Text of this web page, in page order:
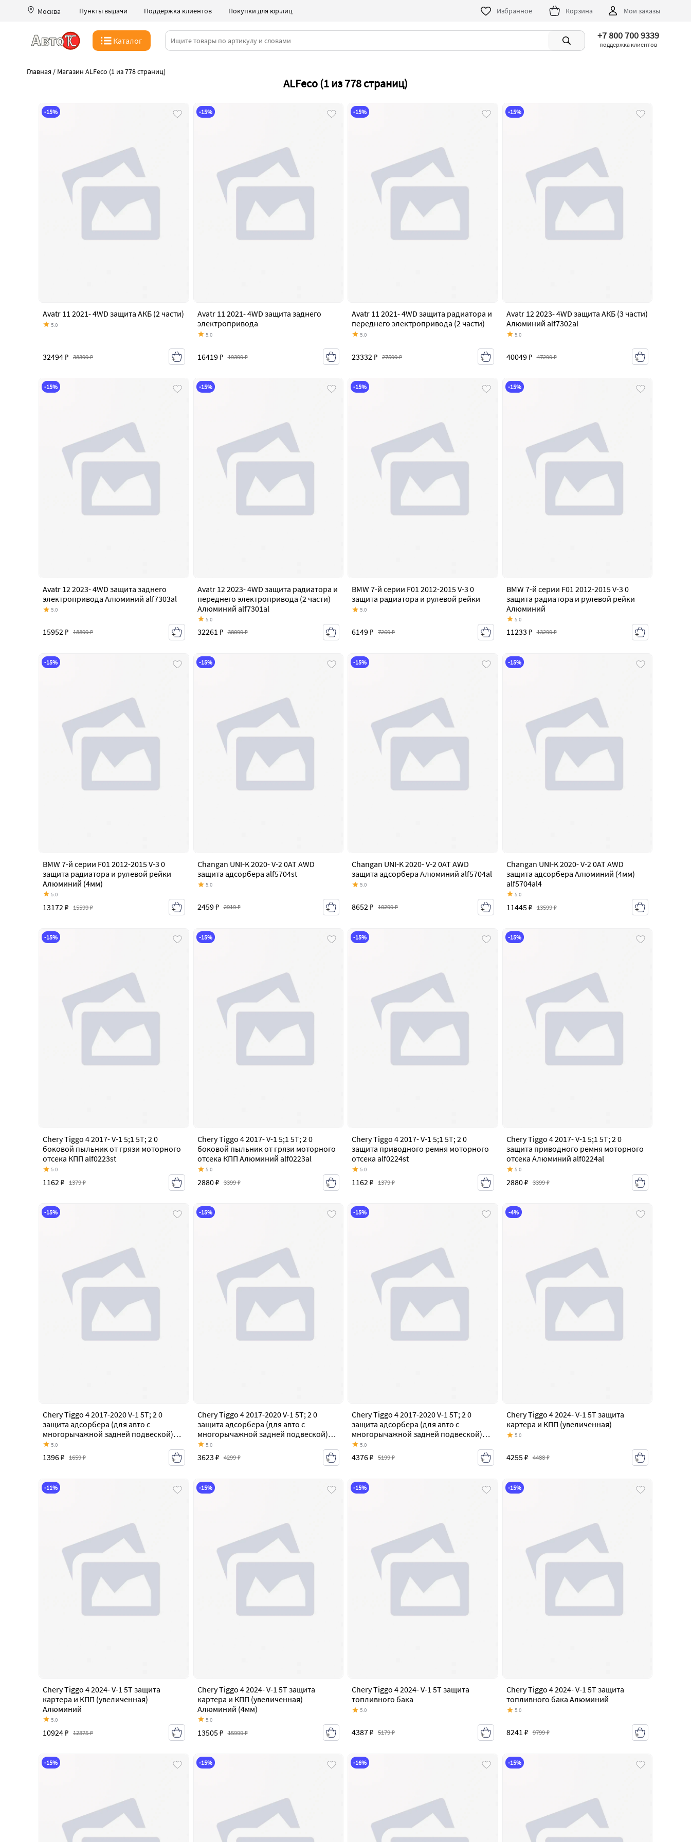
Москва Пункты выдачи Поддержка клиентов Покупки для юр.лиц Избранное Корзина Мои заказы
Каталог +7 800 700 9339
поддержка клиентов
Главная / Магазин ALFeco (1 из 778 страниц)
ALFeco (1 из 778 страниц)
-15%
Avatr 11 2021- 4WD защита АКБ (2 части)
5.0
32494 ₽ 38399 ₽
-15%
Avatr 11 2021- 4WD защита заднего
электропривода
5.0
16419 ₽ 19399 ₽
-15%
Avatr 11 2021- 4WD защита радиатора и
переднего электропривода (2 части)
5.0
23332 ₽ 27599 ₽
-15%
Avatr 12 2023- 4WD защита АКБ (3 части)
Алюминий alf7302al
5.0
40049 ₽ 47299 ₽
-15%
Avatr 12 2023- 4WD защита заднего
электропривода Алюминий alf7303al
5.0
15952 ₽ 18899 ₽
-15%
Avatr 12 2023- 4WD защита радиатора и
переднего электропривода (2 части)
Алюминий alf7301al
5.0
32261 ₽ 38099 ₽
-15%
BMW 7-й серии F01 2012-2015 V-3 0
защита радиатора и рулевой рейки
5.0
6149 ₽ 7269 ₽
-15%
BMW 7-й серии F01 2012-2015 V-3 0
защита радиатора и рулевой рейки
Алюминий
5.0
11233 ₽ 13299 ₽
-15%
BMW 7-й серии F01 2012-2015 V-3 0
защита радиатора и рулевой рейки
Алюминий (4мм)
5.0
13172 ₽ 15599 ₽
-15%
Changan UNI-K 2020- V-2 0AT AWD
защита адсорбера alf5704st
5.0
2459 ₽ 2919 ₽
-15%
Changan UNI-K 2020- V-2 0AT AWD
защита адсорбера Алюминий alf5704al
5.0
8652 ₽ 10299 ₽
-15%
Changan UNI-K 2020- V-2 0AT AWD
защита адсорбера Алюминий (4мм)
alf5704al4
5.0
11445 ₽ 13599 ₽
-15%
Chery Tiggo 4 2017- V-1 5;1 5T; 2 0
боковой пыльник от грязи моторного
отсека КПП alf0223st
5.0
1162 ₽ 1379 ₽
-15%
Chery Tiggo 4 2017- V-1 5;1 5T; 2 0
боковой пыльник от грязи моторного
отсека КПП Алюминий alf0223al
5.0
2880 ₽ 3399 ₽
-15%
Chery Tiggo 4 2017- V-1 5;1 5T; 2 0
защита приводного ремня моторного
отсека alf0224st
5.0
1162 ₽ 1379 ₽
-15%
Chery Tiggo 4 2017- V-1 5;1 5T; 2 0
защита приводного ремня моторного
отсека Алюминий alf0224al
5.0
2880 ₽ 3399 ₽
-15%
Chery Tiggo 4 2017-2020 V-1 5T; 2 0
защита адсорбера (для авто с
многорычажной задней подвеской)
alf0221st
5.0
1396 ₽ 1659 ₽
-15%
Chery Tiggo 4 2017-2020 V-1 5T; 2 0
защита адсорбера (для авто с
многорычажной задней подвеской)
Алюминий alf0221al
5.0
3623 ₽ 4299 ₽
-15%
Chery Tiggo 4 2017-2020 V-1 5T; 2 0
защита адсорбера (для авто с
многорычажной задней подвеской)
Алюминий (4мм) alf0221al4
5.0
4376 ₽ 5199 ₽
-4%
Chery Tiggo 4 2024- V-1 5T защита
картера и КПП (увеличенная)
5.0
4255 ₽ 4488 ₽
-11%
Chery Tiggo 4 2024- V-1 5T защита
картера и КПП (увеличенная)
Алюминий
5.0
10924 ₽ 12375 ₽
-15%
Chery Tiggo 4 2024- V-1 5T защита
картера и КПП (увеличенная)
Алюминий (4мм)
5.0
13505 ₽ 15999 ₽
-15%
Chery Tiggo 4 2024- V-1 5T защита
топливного бака
5.0
4387 ₽ 5179 ₽
-15%
Chery Tiggo 4 2024- V-1 5T защита
топливного бака Алюминий
5.0
8241 ₽ 9799 ₽
-15% -15% -16% -15%